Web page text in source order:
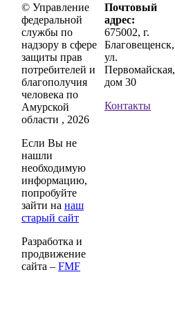
© Управление
федеральной
службы по
надзору в сфере
защиты прав
потребителей и
благополучия
человека по
Амурской
области , 2026
Если Вы не
нашли
необходимую
информацию,
попробуйте
зайти на наш
старый сайт
Разработка и
продвижение
сайта – FMF
Почтовый
адрес:
675002, г.
Благовещенск,
ул.
Первомайская,
дом 30
Контакты